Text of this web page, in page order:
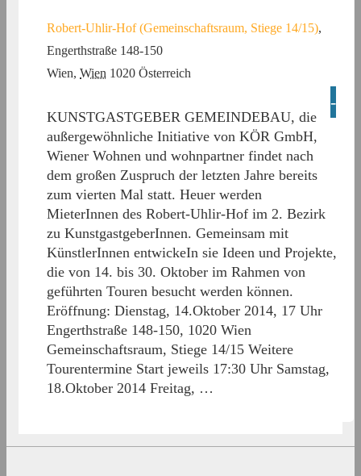
Robert-Uhlir-Hof (Gemeinschaftsraum, Stiege 14/15),
Engerthstraße 148-150
Wien, Wien 1020 Österreich
-
KUNSTGASTGEBER GEMEINDEBAU, die
außergewöhnliche Initiative von KÖR GmbH,
Wiener Wohnen und wohnpartner findet nach
dem großen Zuspruch der letzten Jahre bereits
zum vierten Mal statt. Heuer werden
MieterInnen des Robert-Uhlir-Hof im 2. Bezirk
zu KunstgastgeberInnen. Gemeinsam mit
KünstlerInnen entwickeIn sie Ideen und Projekte,
die von 14. bis 30. Oktober im Rahmen von
geführten Touren besucht werden können.
Eröffnung: Dienstag, 14.Oktober 2014, 17 Uhr
Engerthstraße 148-150, 1020 Wien
Gemeinschaftsraum, Stiege 14/15 Weitere
Tourentermine Start jeweils 17:30 Uhr Samstag,
18.Oktober 2014 Freitag, …